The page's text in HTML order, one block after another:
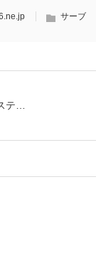
サーブ
テ…